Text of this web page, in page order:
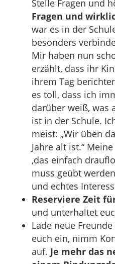
Stelle Fragen und
Fragen und
war es in der
besonders
Mir haben nun
erzählt, dass ihr
ihrem Tag
es toll, dass ich
darüber weiß, was
ist in der Schule.
meist: „Wir üben
Jahre alt ist.“
,das einfach
muss geübt
und echtes
Reserviere Zeit
und unterhaltet
Lade neue
euch ein, nimm
auf. Je mehr das